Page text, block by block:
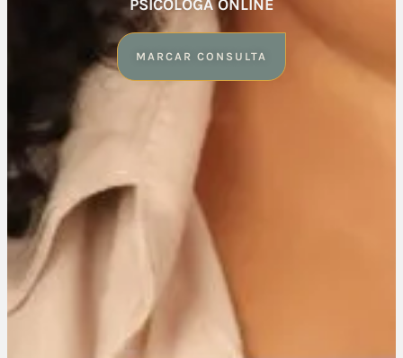
PSICÓLOGA ONLINE
MARCAR CONSULTA